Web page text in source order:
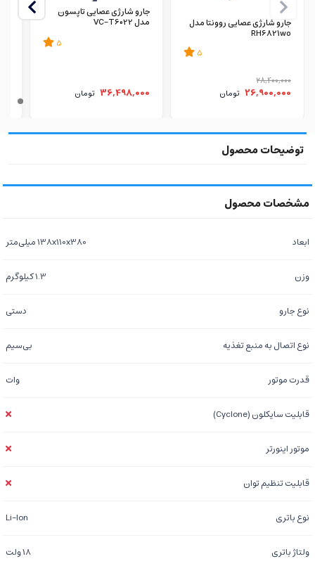
جارو شارژی عصایی روونتا مدل
RH6821wo
5
28,400,000
26,900,000 تومان
جارو شارژی عصایی تاپسون
مدل VC-T6022
5
36,498,000 تومان
ابعاد 138x110x380 میلی‌متر
وزن 1.3 کیلوگرم
نوع جارو دستی
نوع اتصال به منبع تغذیه بی‌سیم
قدرت موتور وات
قابلیت سایکلون (Cyclone)
موتور اینورتر
قابلیت تنظیم توان
نوع باتری Li-Ion
ولتاژ باتری 18 ولت